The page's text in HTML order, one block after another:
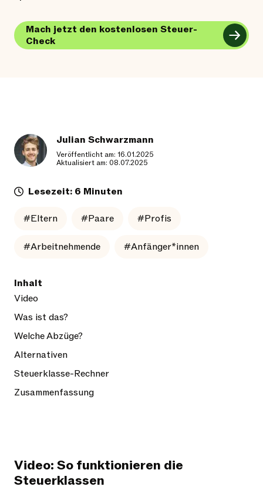
Mach jetzt den kostenlosen Steuer-
Check
Julian Schwarzmann
Veröffentlicht am: 16.01.2025
Aktualisiert am: 08.07.2025
Lesezeit: 6 Minuten
#Eltern #Paare #Profis
#Arbeitnehmende #Anfänger*innen
Inhalt
Video
Was ist das?
Welche Abzüge?
Alternativen
Steuerklasse-Rechner
Zusammenfassung
Video: So funktionieren die
Steuerklassen